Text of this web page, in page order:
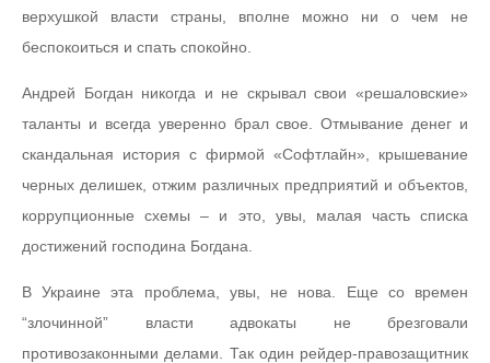
верхушкой власти страны, вполне можно ни о чем не
беспокоиться и спать спокойно.
Андрей Богдан никогда и не скрывал свои «решаловские»
таланты и всегда уверенно брал свое. Отмывание денег и
скандальная история с фирмой «Софтлайн», крышевание
черных делишек, отжим различных предприятий и объектов,
коррупционные схемы – и это, увы, малая часть списка
достижений господина Богдана.
В Украине эта проблема, увы, не нова. Еще со времен
“злочинной” власти адвокаты не брезговали
противозаконными делами. Так один рейдер-правозащитник